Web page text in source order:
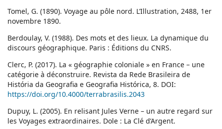
Tomel, G. (1890). Voyage au pôle nord. L’Illustration, 2488, 1er
novembre 1890.
Berdoulay, V. (1988). Des mots et des lieux. La dynamique du
discours géographique. Paris : Éditions du CNRS.
Clerc, P. (2017). La « géographie coloniale » en France – une
catégorie à déconstruire. Revista da Rede Brasileira de
História da Geografia e Geografia Histórica, 8. DOI:
https://doi.org/10.4000/terrabrasilis.2043
Dupuy, L. (2005). En relisant Jules Verne – un autre regard sur
les Voyages extraordinaires. Dole : La Clé d’Argent.